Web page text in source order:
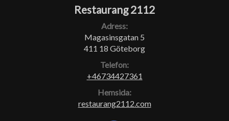
Restaurang 2112
Adress:
Magasinsgatan 5
411 18 Göteborg
Telefon:
+46734427361
Hemsida:
restaurang2112.com